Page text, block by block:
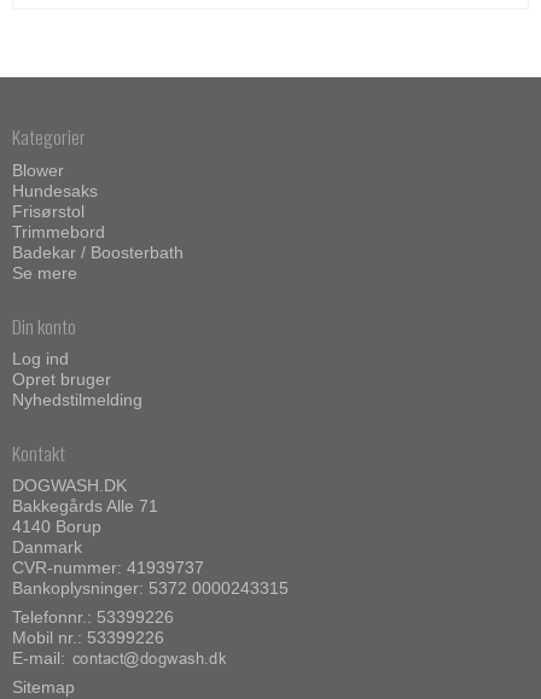
Kategorier
Blower
Hundesaks
Frisørstol
Trimmebord
Badekar / Boosterbath
Se mere
Din konto
Log ind
Opret bruger
Nyhedstilmelding
Kontakt
DOGWASH.DK
Bakkegårds Alle 71
4140 Borup
Danmark
CVR-nummer: 41939737
Bankoplysninger: 5372 0000243315
Telefonnr.: 53399226
Mobil nr.: 53399226
E-mail:
Sitemap